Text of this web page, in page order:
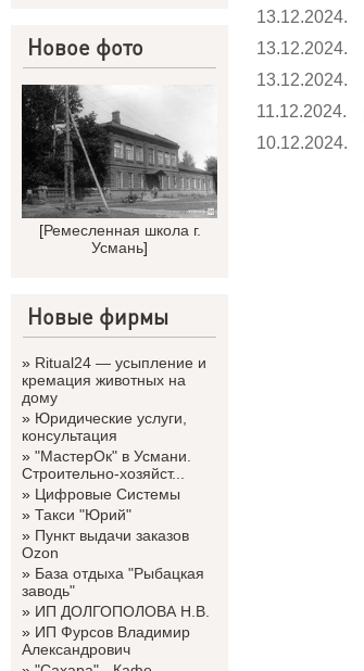
Новое фото
[Ремесленная школа г.
Усмань]
Новые фирмы
» Ritual24 — усыпление и
кремация животных на
дому
» Юридические услуги,
консультация
» "МастерОк" в Усмани.
Строительно-хозяйст...
» Цифровые Системы
» Такси "Юрий"
» Пункт выдачи заказов
Ozon
» База отдыха "Рыбацкая
заводь"
» ИП ДОЛГОПОЛОВА Н.В.
» ИП Фурсов Владимир
Александрович
13.12.2024.
13.12.2024.
13.12.2024.
11.12.2024.
10.12.2024.